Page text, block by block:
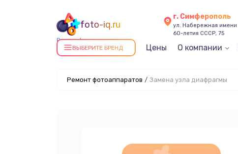
foto-iq.ru
Ремонт фотоаппаратов в
Симферополе
г. Симферополь
ул. Набережная имени
60-летия СССР, 75
ВЫБЕРИТЕ БРЕНД Цены О компании
Ремонт фотоаппаратов / Замена узла диафрагмы